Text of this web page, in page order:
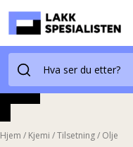
Skip
content
Hjem / Kjemi /Tilsetning/ Olje